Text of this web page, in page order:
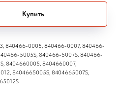
Купить
840466-0005, 840466-0007, 840466-
5005S, 840466-5007S, 840466-
8404660005, 8404660007,
8404665005S, 8404665007S,